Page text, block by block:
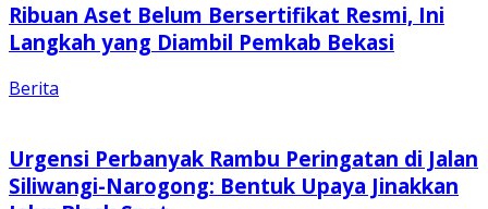
Ribuan Aset Belum Bersertifikat Resmi, Ini
Langkah yang Diambil Pemkab Bekasi
Berita
Urgensi Perbanyak Rambu Peringatan di Jalan
Siliwangi-Narogong: Bentuk Upaya Jinakkan